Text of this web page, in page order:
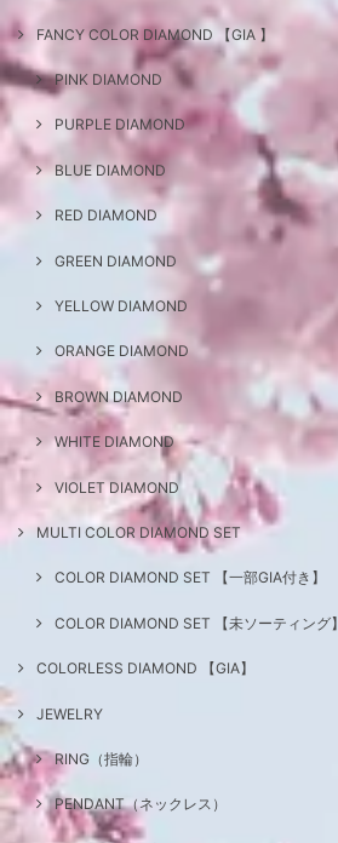
FANCY COLOR DIAMOND 【GIA 】
PINK DIAMOND
PURPLE DIAMOND
BLUE DIAMOND
RED DIAMOND
GREEN DIAMOND
YELLOW DIAMOND
ORANGE DIAMOND
BROWN DIAMOND
WHITE DIAMOND
VIOLET DIAMOND
MULTI COLOR DIAMOND SET
COLOR DIAMOND SET 【一部GIA付き】
COLOR DIAMOND SET 【未ソーティング】
COLORLESS DIAMOND 【GIA】
JEWELRY
RING（指輪）
PENDANT（ネックレス）